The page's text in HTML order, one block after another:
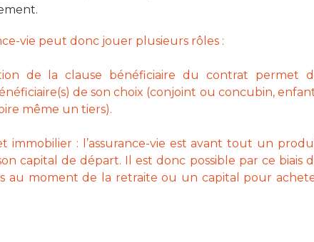
vie peut donc jouer plusieurs rôles :
de la clause bénéficiaire du contrat permet
de son choix (conjoint ou concubin,
même un tiers).
: l’assurance-vie est avant tout un
capital de départ. Il est donc possible par ce biais
au moment de la retraite ou un capital pour